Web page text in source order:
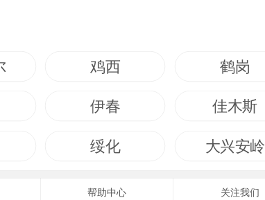
鸡西 鹤岗
伊春 佳木斯
绥化 大兴安岭
帮助中心 关注我们